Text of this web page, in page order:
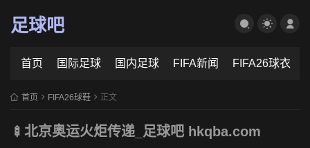
足球吧
首页 国际足球 国内足球 FIFA新闻 FIFA26球衣
首页 FIFA26球鞋 正文
🍢北京奥运火炬传递_足球吧 hkqba.com